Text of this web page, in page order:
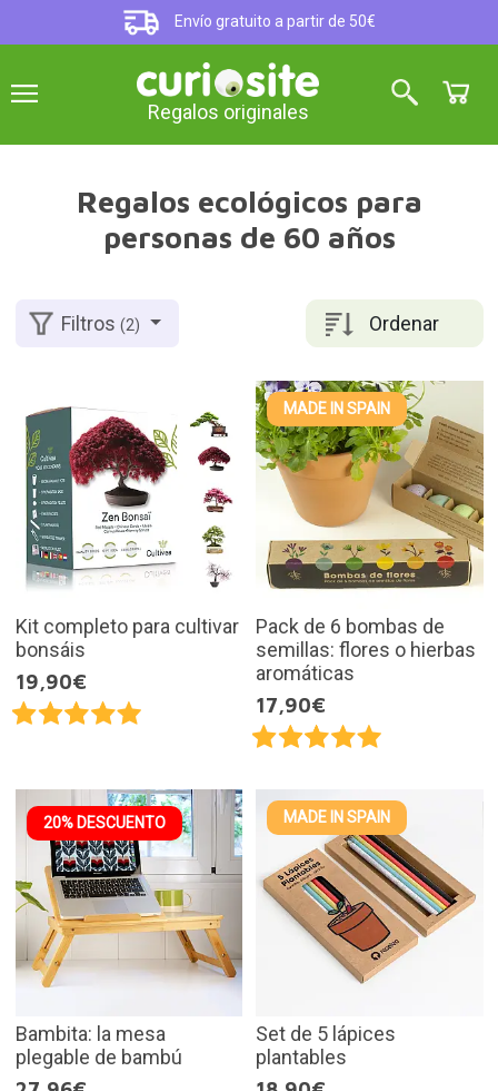
Envío gratuito a partir de 50€
Regalos originales
Regalos ecológicos para
personas de 60 años
Ordenar
Filtros(2)
Kit completo para cultivar
bonsáis
19,90€
MADE IN SPAIN
Pack de 6 bombas de
semillas: flores o hierbas
aromáticas
17,90€
20% DESCUENTO
Bambita: la mesa
plegable de bambú
MADE IN SPAIN
Set de 5 lápices
plantables